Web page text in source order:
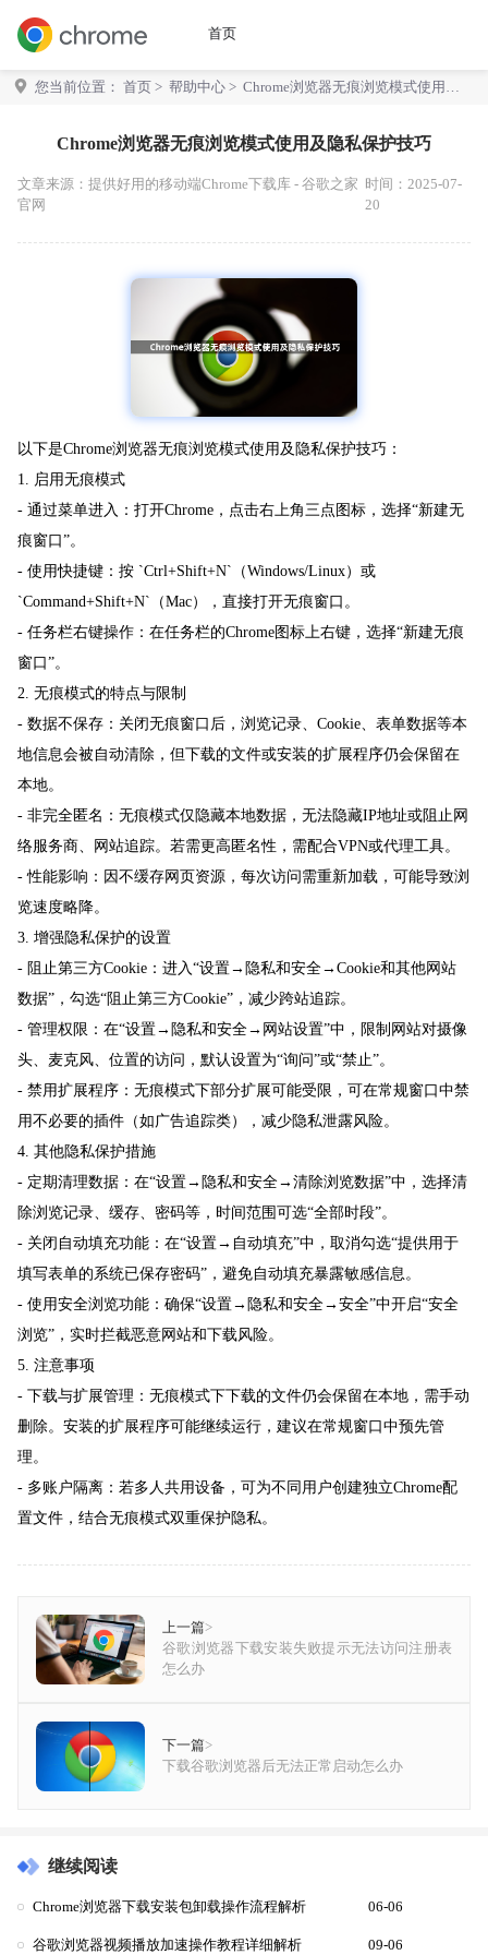
首页
您当前位置： 首页 > 帮助中心 > Chrome浏览器无痕浏览模式使用及
Chrome浏览器无痕浏览模式使用及隐私保护技巧
文章来源： 提供好用的移动端Chrome下载库 - 谷歌之家
官网
时间：2025-07-
20
以下是Chrome浏览器无痕浏览模式使用及隐私保护技巧：
1. 启用无痕模式
- 通过菜单进入：打开Chrome，点击右上角三点图标，选择“新建无
痕窗口”。
- 使用快捷键：按 `Ctrl+Shift+N`（Windows/Linux）或
`Command+Shift+N`（Mac），直接打开无痕窗口。
- 任务栏右键操作：在任务栏的Chrome图标上右键，选择“新建无痕
窗口”。
2. 无痕模式的特点与限制
- 数据不保存：关闭无痕窗口后，浏览记录、Cookie、表单数据等本
地信息会被自动清除，但下载的文件或安装的扩展程序仍会保留在
本地。
- 非完全匿名：无痕模式仅隐藏本地数据，无法隐藏IP地址或阻止网
络服务商、网站追踪。若需更高匿名性，需配合VPN或代理工具。
- 性能影响：因不缓存网页资源，每次访问需重新加载，可能导致浏
览速度略降。
3. 增强隐私保护的设置
- 阻止第三方Cookie：进入“设置→隐私和安全→Cookie和其他网站
数据”，勾选“阻止第三方Cookie”，减少跨站追踪。
- 管理权限：在“设置→隐私和安全→网站设置”中，限制网站对摄像
头、麦克风、位置的访问，默认设置为“询问”或“禁止”。
- 禁用扩展程序：无痕模式下部分扩展可能受限，可在常规窗口中禁
用不必要的插件（如广告追踪类），减少隐私泄露风险。
4. 其他隐私保护措施
- 定期清理数据：在“设置→隐私和安全→清除浏览数据”中，选择清
除浏览记录、缓存、密码等，时间范围可选“全部时段”。
- 关闭自动填充功能：在“设置→自动填充”中，取消勾选“提供用于
填写表单的系统已保存密码”，避免自动填充暴露敏感信息。
- 使用安全浏览功能：确保“设置→隐私和安全→安全”中开启“安全
浏览”，实时拦截恶意网站和下载风险。
5. 注意事项
- 下载与扩展管理：无痕模式下下载的文件仍会保留在本地，需手动
删除。安装的扩展程序可能继续运行，建议在常规窗口中预先管
理。
- 多账户隔离：若多人共用设备，可为不同用户创建独立Chrome配
置文件，结合无痕模式双重保护隐私。
上一篇>
谷歌浏览器下载安装失败提示无法访问注册表
怎么办
下一篇>
下载谷歌浏览器后无法正常启动怎么办
继续阅读
Chrome浏览器下载安装包卸载操作流程解析 06-06
谷歌浏览器视频播放加速操作教程详细解析 09-06